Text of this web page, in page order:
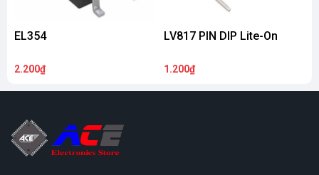
EL354
2.200₫
LV817 PIN DIP Lite-On
1.200₫